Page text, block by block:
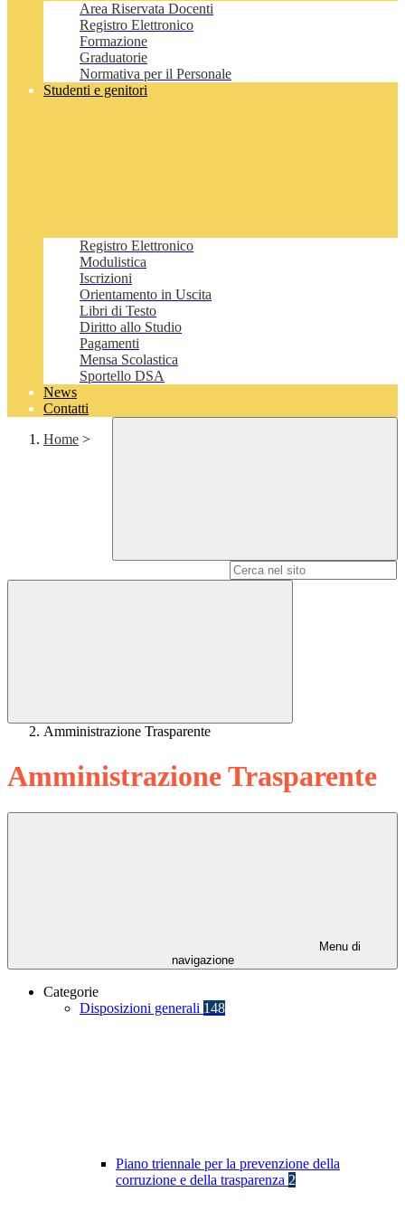
Area Riservata Docenti
Registro Elettronico
Formazione
Graduatorie
Normativa per il Personale
Studenti e genitori
Registro Elettronico
Modulistica
Iscrizioni
Orientamento in Uscita
Libri di Testo
Diritto allo Studio
Pagamenti
Mensa Scolastica
Sportello DSA
News
Contatti
Home >
Amministrazione Trasparente
Amministrazione Trasparente
Menu di
navigazione
Categorie
Disposizioni generali 148
Piano triennale per la prevenzione della
corruzione e della trasparenza 2